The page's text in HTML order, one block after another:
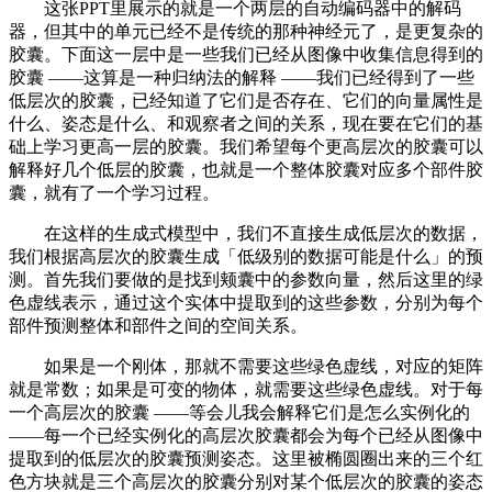
这张PPT里展示的就是一个两层的自动编码器中的解码
器，但其中的单元已经不是传统的那种神经元了，是更复杂的
胶囊。下面这一层中是一些我们已经从图像中收集信息得到的
胶囊 ——这算是一种归纳法的解释 ——我们已经得到了一些
低层次的胶囊，已经知道了它们是否存在、它们的向量属性是
什么、姿态是什么、和观察者之间的关系，现在要在它们的基
础上学习更高一层的胶囊。我们希望每个更高层次的胶囊可以
解释好几个低层的胶囊，也就是一个整体胶囊对应多个部件胶
囊，就有了一个学习过程。
在这样的生成式模型中，我们不直接生成低层次的数据，
我们根据高层次的胶囊生成「低级别的数据可能是什么」的预
测。首先我们要做的是找到颊囊中的参数向量，然后这里的绿
色虚线表示，通过这个实体中提取到的这些参数，分别为每个
部件预测整体和部件之间的空间关系。
如果是一个刚体，那就不需要这些绿色虚线，对应的矩阵
就是常数；如果是可变的物体，就需要这些绿色虚线。对于每
一个高层次的胶囊 ——等会儿我会解释它们是怎么实例化的
——每一个已经实例化的高层次胶囊都会为每个已经从图像中
提取到的低层次的胶囊预测姿态。这里被椭圆圈出来的三个红
色方块就是三个高层次的胶囊分别对某个低层次的胶囊的姿态